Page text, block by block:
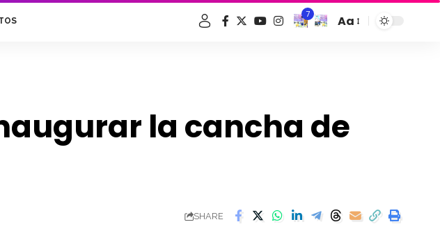
7
Font
Aa
la cancha de
SHARE